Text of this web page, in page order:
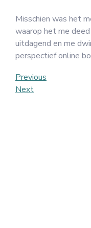
Misschien was het
waarop het me deed
uitdagend en me
perspectief online
Post
navigation
Previous
Post
Previous
Next
Next